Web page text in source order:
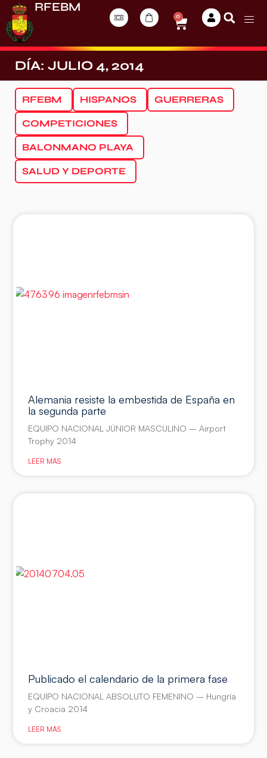
RFEBM
0
DÍA: JULIO 4, 2014
RFEBM HISPANOS GUERRERAS
COMPETICIONES
BALONMANO PLAYA
SALUD Y DEPORTE
Alemania resiste la embestida de España en
la segunda parte
EQUIPO NACIONAL JÚNIOR MASCULINO – Airport
Trophy 2014
LEER MÁS
Publicado el calendario de la primera fase
EQUIPO NACIONAL ABSOLUTO FEMENINO – Hungría
y Croacia 2014
LEER MÁS